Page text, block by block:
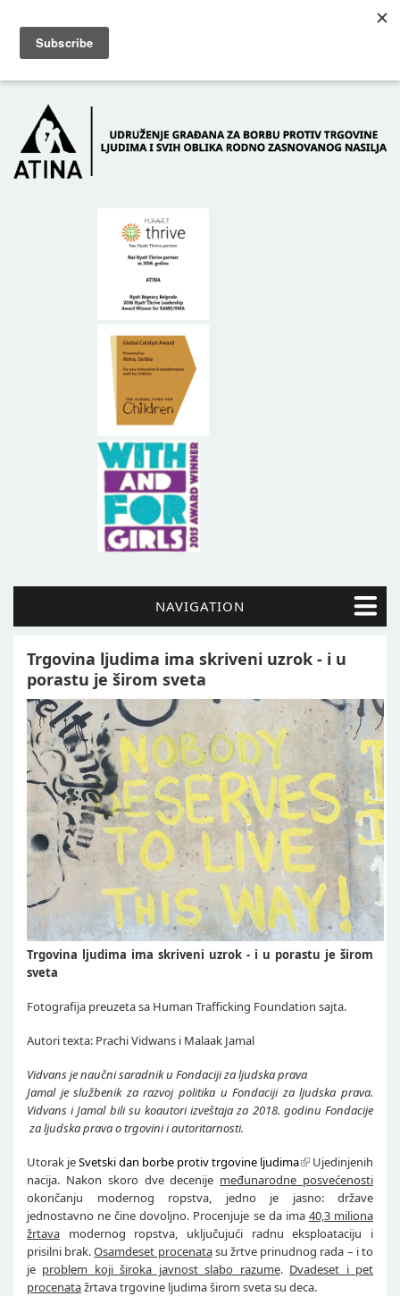
POČETNA O NAMA
NAVIGATION
Trgovina ljudima ima skriveni uzrok - i u
porastu je širom sveta
Trgovina ljudima ima skriveni uzrok - i u porastu je širom
sveta
Fotografija preuzeta sa Human Trafficking Foundation sajta.
Autori texta: Prachi Vidwans i Malaak Jamal
Vidvans je naučni saradnik u Fondaciji za ljudska prava
Jamal je službenik za razvoj politika u Fondaciji za ljudska prava.
Vidvans i Jamal bili su koautori izveštaja za 2018. godinu Fondacije
za ljudska prava o trgovini i autoritarnosti.
Utorak jeSvetski dan borbe protiv trgovine ljudima
Ujedinjenih
nacija. Nakon skoro dve decenije međunarodne posvećenosti
okončanju modernog ropstva, jedno je jasno: države
jednostavno ne čine dovoljno. Procenjuje se da ima 40,3 miliona
žrtava modernog ropstva, uključujući radnu eksploataciju i
prisilni brak.Osamdeset procenatasu žrtve prinudnog rada – i to
je problem koji široka javnost slabo razume. Dvadeset i pet
procenatažrtava trgovine ljudima širom sveta su deca.